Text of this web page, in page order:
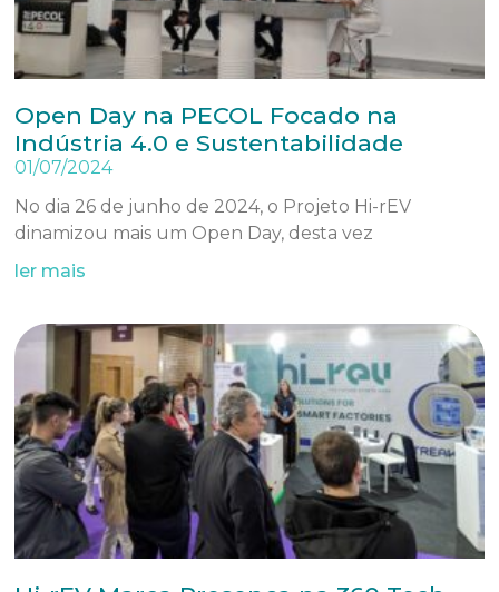
Open Day na PECOL Focado na
Indústria 4.0 e Sustentabilidade
01/07/2024
No dia 26 de junho de 2024, o Projeto Hi-rEV
dinamizou mais um Open Day, desta vez
ler mais